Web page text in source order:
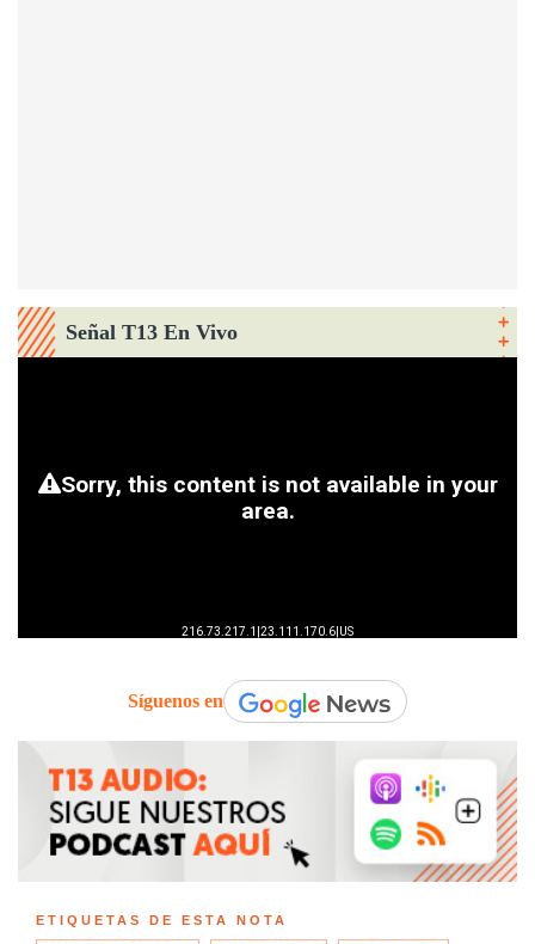
Señal T13 En Vivo
Síguenos en
ETIQUETAS DE ESTA NOTA